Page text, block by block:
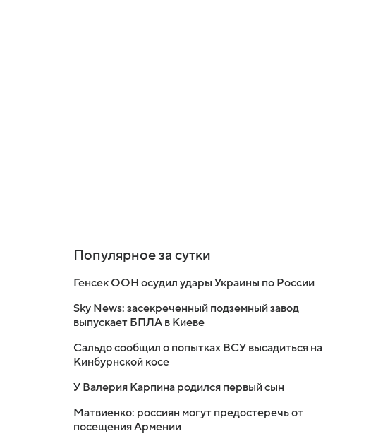
Популярное за сутки
Генсек ООН осудил удары Украины по России
Sky News: засекреченный подземный завод
выпускает БПЛА в Киеве
Сальдо сообщил о попытках ВСУ высадиться на
Кинбурнской косе
У Валерия Карпина родился первый сын
Матвиенко: россиян могут предостеречь от
посещения Армении